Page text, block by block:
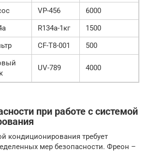
VP-456
6000
R134a-1кг
1500
CF-T8-001
500
UV-789 4000
при работе с системой
кондиционирования требует
мер безопасности. Фреон –